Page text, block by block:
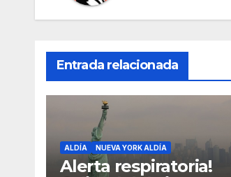
Entrada relacionada
ALDÍA NUEVA YORK ALDÍA
Alerta respiratoria!